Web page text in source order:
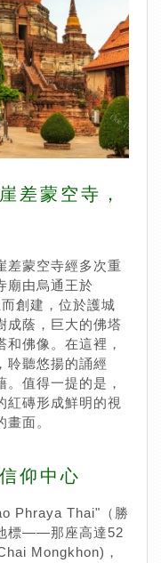
差蒙空寺，
差蒙空寺經多次重
廟由烏通王於
創建，位於護城
成蔭，巨大的佛塔
佛像。在這裡，
聆聽悠揚的誦經
值得一提的是，
紅磚形成鮮明的視
面。
仰中心
Phraya Thai"​​（勝
標——那座高達52
Mongkhon)​​，